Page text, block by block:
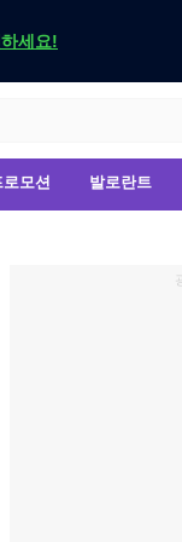
세요!
로모션 발로란트